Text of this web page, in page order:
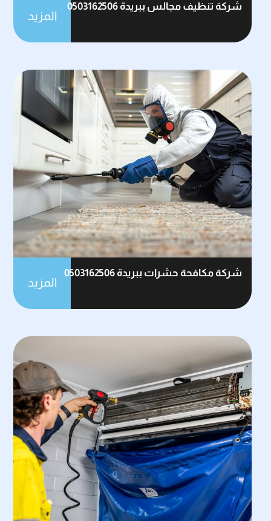
شركة تنظيف مجالس ببريدة 0503162506
المزيد
شركة مكافحة حشرات ببريدة 0503162506
المزيد